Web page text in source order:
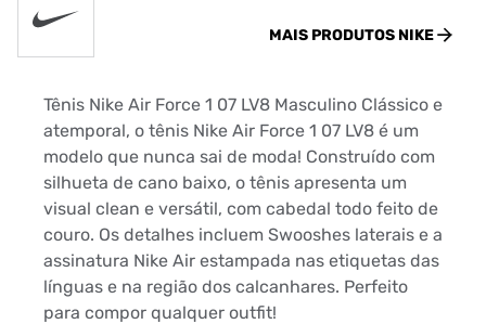
MAIS PRODUTOS NIKE
Tênis Nike Air Force 1 07 LV8 Masculino Clássico e
atemporal, o tênis Nike Air Force 1 07 LV8 é um
modelo que nunca sai de moda! Construído com
silhueta de cano baixo, o tênis apresenta um
visual clean e versátil, com cabedal todo feito de
couro. Os detalhes incluem Swooshes laterais e a
assinatura Nike Air estampada nas etiquetas das
línguas e na região dos calcanhares. Perfeito
para compor qualquer outfit!